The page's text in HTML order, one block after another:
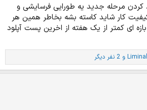
کردن مرحله جدید یه طورایی فرسایشی و
کار شاید کاسته بشه بخاطر همین هر
ای کمتر از یک هفته از اخرین پست آپلود
Liminal و 2 نفر دیگر